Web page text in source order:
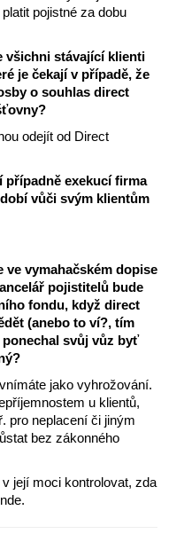
pojistné za dobu
všichni stávající klienti
je čekají v případě, že
o souhlas direct
odejít od Direct
případně exekucí firma
vůči svým klientům
vymahačském dopise
pojistitelů bude
fondu, když direct
(anebo to ví?, tím
svůj vůz byť
jako vyhrožování.
u klientů,
pro neplacení či jiným
bez zákonného
její moci kontrolovat, zda